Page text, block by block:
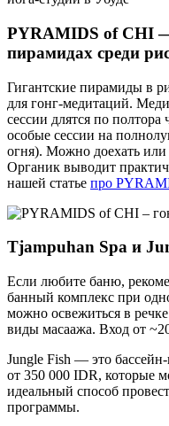
PYRAMIDS of CHI
пирамидах среди
Гигантские пирамиды в
для гонг-медитаций.
сессии длятся по
особые сессии на
огня). Можно доехать
Органик выводит
нашей статье про
Tjampuhan Spa и
Если любите баню,
банный комплекс при
можно освежиться в
виды масаажа. Вход от
Jungle Fish — это
от 350 000 IDR, которые
идеальный способ
программы.